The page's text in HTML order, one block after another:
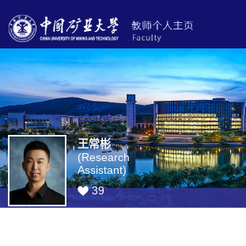
王常彬
(Research
Assistant)
39